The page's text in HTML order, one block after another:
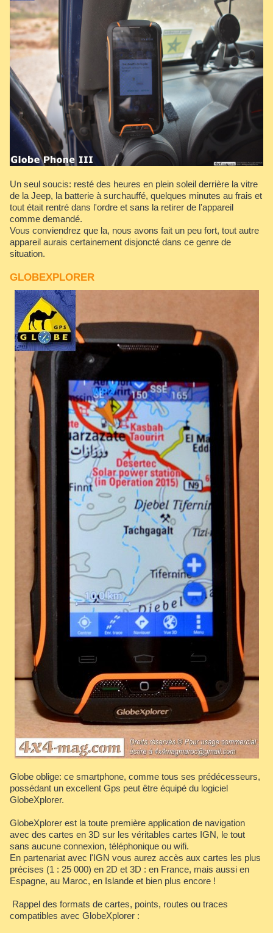
Un seul soucis: resté des heures en plein soleil derrière la vitre
de la Jeep, la batterie à surchauffé, quelques minutes au frais et
tout était rentré dans l'ordre et sans la retirer de l'appareil
comme demandé.
Vous conviendrez que la, nous avons fait un peu fort, tout autre
appareil aurais certainement disjoncté dans ce genre de
situation.
GLOBEXPLORER
Globe oblige: ce smartphone, comme tous ses prédécesseurs,
possédant un excellent Gps peut être équipé du logiciel
GlobeXplorer.
GlobeXplorer est la toute première application de navigation
avec des cartes en 3D sur les véritables cartes IGN, le tout
sans aucune connexion, téléphonique ou wifi.
En partenariat avec l'IGN vous aurez accès aux cartes les plus
précises (1 : 25 000) en 2D et 3D : en France, mais aussi en
Espagne, au Maroc, en Islande et bien plus encore !
Rappel des formats de cartes, points, routes ou traces
compatibles avec GlobeXplorer :